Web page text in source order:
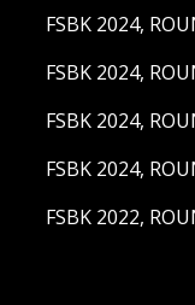
FSBK 2024,
FSBK 2024,
FSBK 2024,
FSBK 2024,
FSBK 2022,